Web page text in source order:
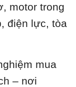
motor trong
điện lực, tòa
mua
– nơi